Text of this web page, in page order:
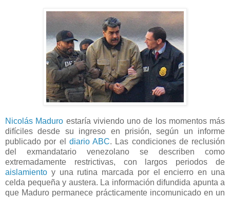
Nicolás Maduro estaría viviendo uno de los momentos más
difíciles desde su ingreso en prisión, según un informe
publicado por el diario ABC. Las condiciones de reclusión
del exmandatario venezolano se describen como
extremadamente restrictivas, con largos periodos de
aislamiento y una rutina marcada por el encierro en una
celda pequeña y austera. La información difundida apunta a
que Maduro permanece prácticamente incomunicado en un